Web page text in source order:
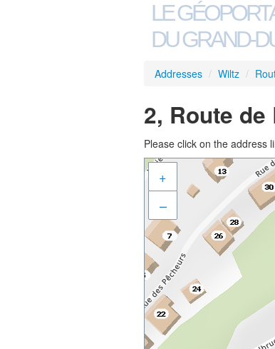
LE
DU GRAND-
Addresses / Wiltz /
2, Route
Please click on the address
+
–